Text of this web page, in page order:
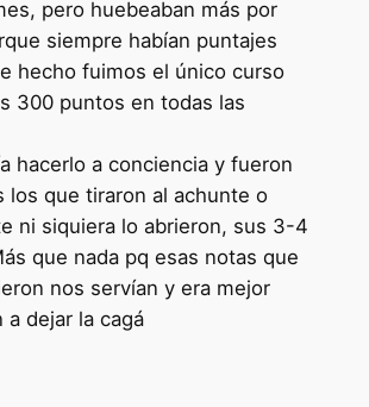
pero huebeaban más por
siempre habían puntajes
hecho fuimos el único curso
300 puntos en todas las
hacerlo a conciencia y fueron
los que tiraron al achunte o
ni siquiera lo abrieron, sus 3-4
que nada pq esas notas que
nos servían y era mejor
a dejar la cagá